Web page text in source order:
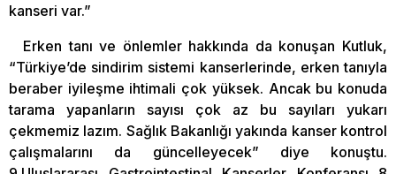
kanseri var.”
Erken tanı ve önlemler hakkında da konuşan Kutluk,
“Türkiye’de sindirim sistemi kanserlerinde, erken tanıyla
beraber iyileşme ihtimali çok yüksek. Ancak bu konuda
tarama yapanların sayısı çok az bu sayıları yukarı
çekmemiz lazım. Sağlık Bakanlığı yakında kanser kontrol
çalışmalarını da güncelleyecek” diye konuştu.